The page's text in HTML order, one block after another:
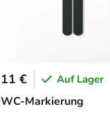
WC-Markierung
11 € Auf Lager